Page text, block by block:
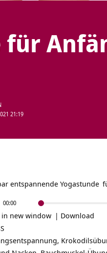
21:19
entspannendeYogastunde
00:00
in new window | Download